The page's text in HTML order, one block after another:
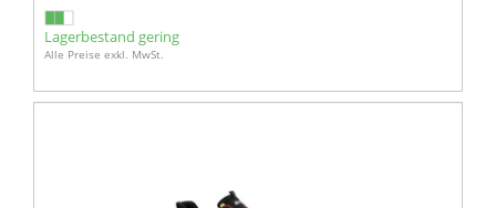
Lagerbestand gering
Alle Preise exkl. MwSt.